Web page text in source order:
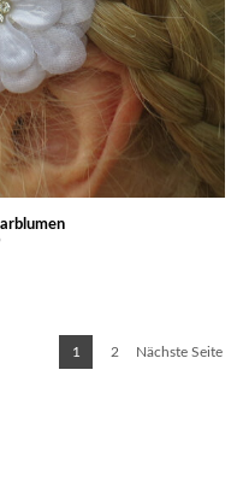
1 2 Nächste Seite